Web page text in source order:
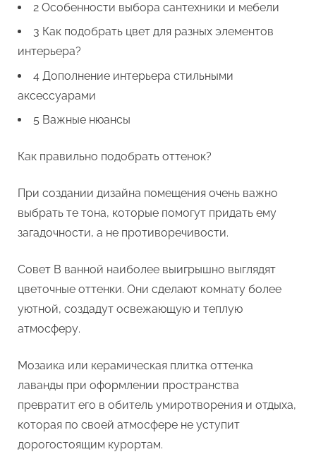
2 Особенности выбора сантехники и мебели
3 Как подобрать цвет для разных элементов
интерьера?
4 Дополнение интерьера стильными
аксессуарами
5 Важные нюансы
Как правильно подобрать оттенок?
При создании дизайна помещения очень важно
выбрать те тона, которые помогут придать ему
загадочности, а не противоречивости.
Совет В ванной наиболее выигрышно выглядят
цветочные оттенки. Они сделают комнату более
уютной, создадут освежающую и теплую
атмосферу.
Мозаика или керамическая плитка оттенка
лаванды при оформлении пространства
превратит его в обитель умиротворения и отдыха,
которая по своей атмосфере не уступит
дорогостоящим курортам.